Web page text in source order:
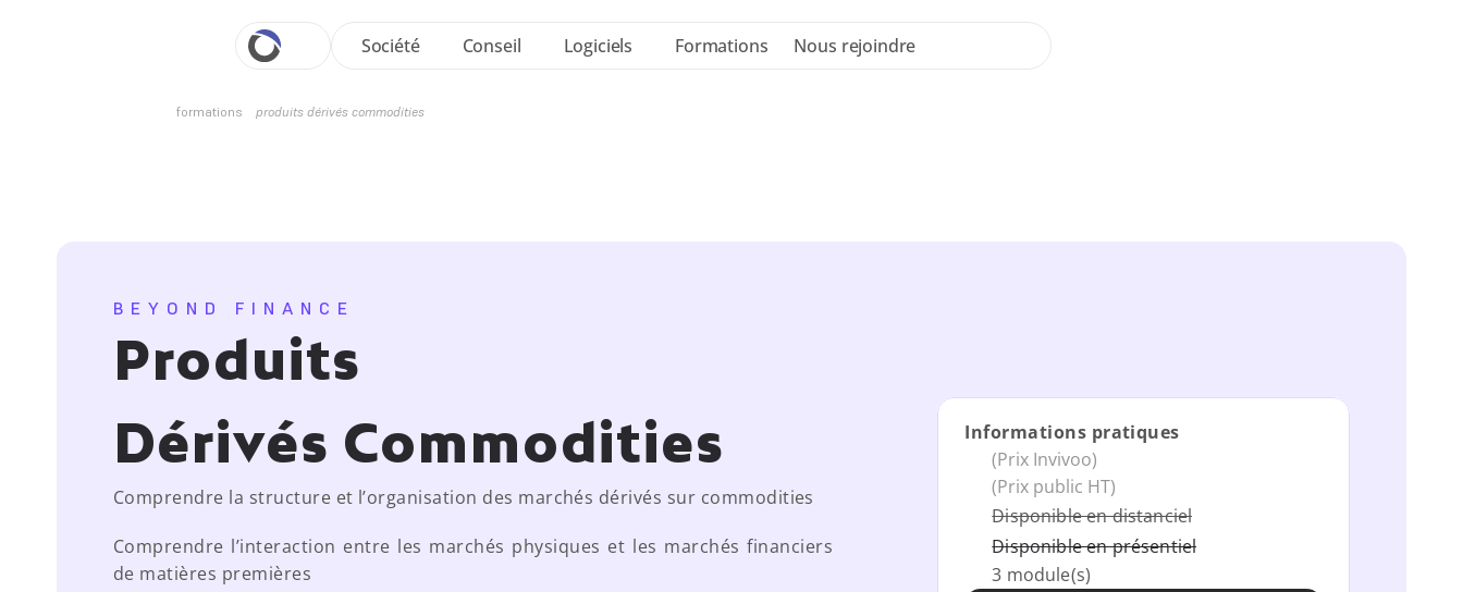
Société Conseil Logiciels Formations Nous rejoindre
formations produits dérivés commodities
BEYOND FINANCE
Produits
Dérivés Commodities
Comprendre la structure et l’organisation des marchés dérivés sur commodities
Comprendre l’interaction entre les marchés physiques et les marchés financiers
de matières premières
Informations pratiques
(Prix Invivoo)
(Prix public HT)
Disponible en distanciel
Disponible en présentiel
3 module(s)